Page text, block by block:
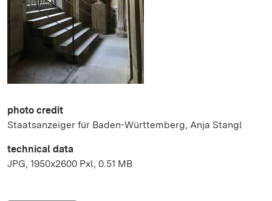
photo credit
Staatsanzeiger für Baden-Württemberg, Anja Stangl
technical data
JPG, 1950x2600 Pxl, 0.51 MB